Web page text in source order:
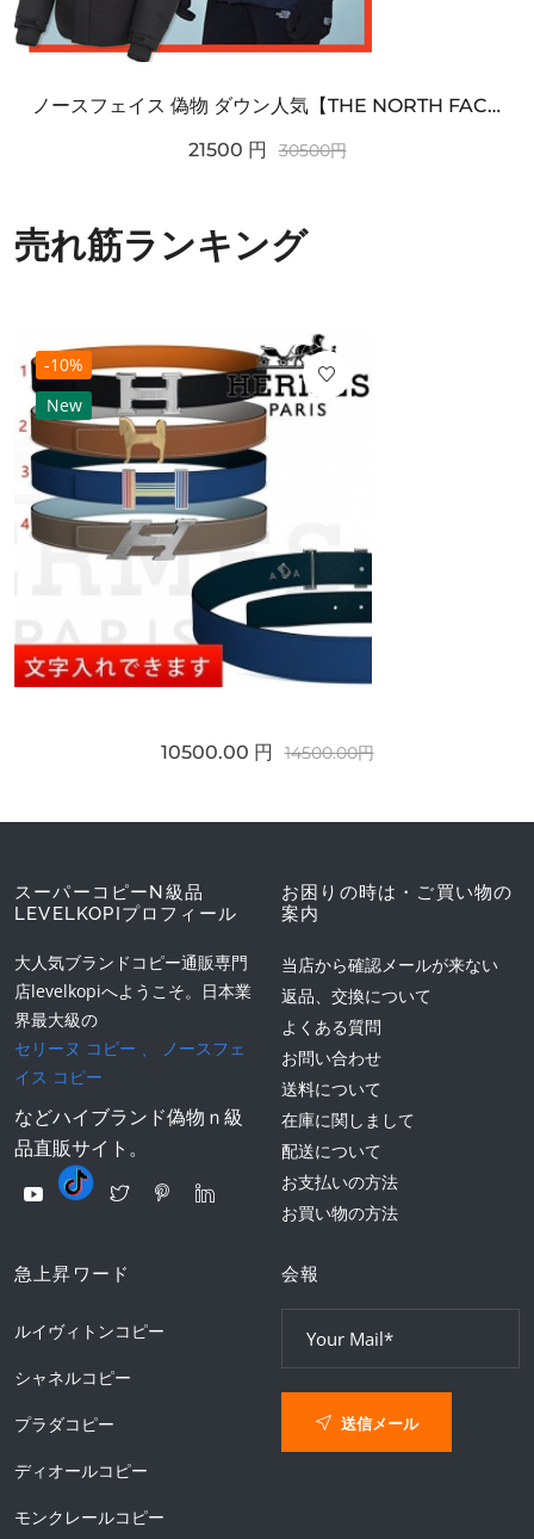
ノースフェイス 偽物 ダウン人気【THE NORTH FACE】M'S 7 SUMMIT HIM...
21500 円 30500円
売れ筋ランキング
-10%
New
10500.00 円 14500.00円
スーパーコピーN級品
LEVELKOPIプロフィール
大人気ブランドコピー通販専門
店levelkopiへようこそ。日本業
界最大級の
セリーヌ コピー 、
ノースフェ
イス コピー
などハイブランド偽物ｎ級
品直販サイト。
お困りの時は・ご買い物の
案内
当店から確認メールが来ない
返品、交換について
よくある質問
お問い合わせ
送料について
在庫に関しまして
配送について
お支払いの方法
お買い物の方法
急上昇ワード
ルイヴィトンコピー
シャネルコピー
プラダコピー
ディオールコピー
モンクレールコピー
会報
送信メール